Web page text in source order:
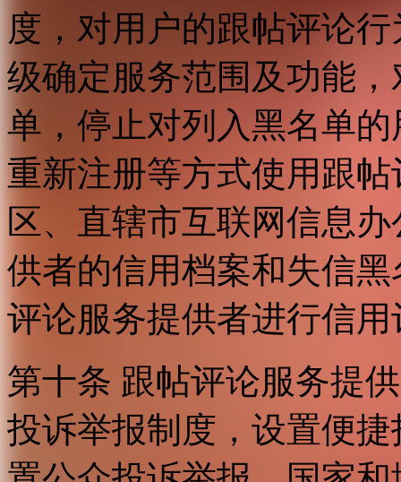
度，对用户的跟帖评论
级确定服务范围及功能
单，停止对列入黑名单
重新注册等方式使用跟
区、直辖市互联网信息
供者的信用档案和失信
评论服务提供者进行信用
第十条 跟帖评论服务提
投诉举报制度，设置便